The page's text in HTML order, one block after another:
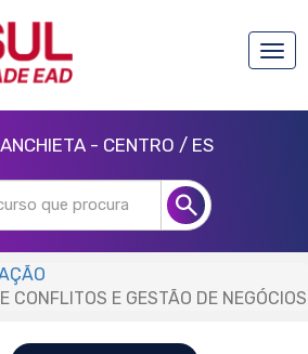
- CENTRO / ES
CONFLITOS E GESTÃO DE NEGÓCIOS